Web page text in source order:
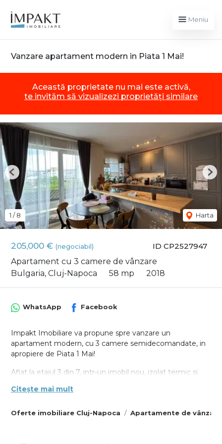
Meniu
Vanzare apartament modern in Piata 1 Mai!
Această proprietate nu mai este activă,
te invităm să vizualizezi proprietăți similare
ID CP2527947
205,000 € (negociabil)
Apartament cu 3 camere de vânzare
Bulgaria, Cluj-Napoca
58 mp 2018
1 /8 Harta
Previous
Oferte imobiliare Cluj-Napoca Apartamente de
WhatsApp Facebook
Impakt Imobiliare va propune spre vanzare un
apartament modern, cu 3 camere semidecomandate, in
apropiere de Piata 1 Mai!
Aflat la etajul 3 din 7, intr-un imobil nou, izolat termic si
intrare prin stilul si bunul gust cu care a fost amenajat.
tot parcursul zilei.
Citește mai mult